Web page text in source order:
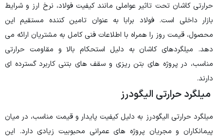
حرارتی کاشان تحت تاثیر عواملی مانند کیفیت فولاد، نرخ ارز و شرایط
بازار داخلی است. فولاد برابا به عنوان تامین کننده مستقیم این
محصول، قیمت روز را همراه با اطلاعات فنی کامل به مشتریان ارائه می
دهد. میلگردهای کاشان به دلیل استحکام بالا و مقاومت حرارتی
مناسب، در پروژه های بتن ریزی و سقف های بتنی کاربرد گسترده ای
دارند.
میلگرد حرارتی الیگودرز
میلگرد حرارتی الیگودرز به دلیل کیفیت پایدار و قیمت مناسب، در میان
پیمانکاران و مجریان پروژه های عمرانی محبوبیت زیادی دارد. این